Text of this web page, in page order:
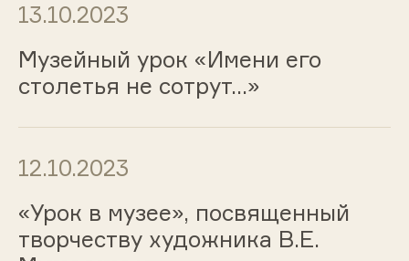
13.10.2023
Музейный урок «Имени его
столетья не сотрут…»
12.10.2023
«Урок в музее», посвященный
творчеству художника В.Е.